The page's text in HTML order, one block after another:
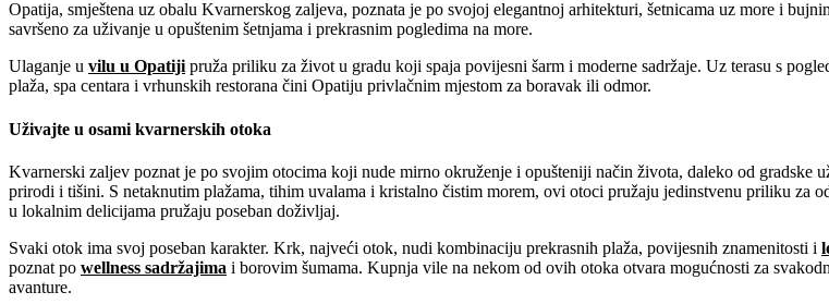
Opatija, smještena uz obalu Kvarnerskog zaljeva, poznata je po svojoj elegantnoj arhitekturi, šetnicama uz more i
savršeno za uživanje u opuštenim šetnjama i prekrasnim pogledima na more.
Ulaganje u vilu u Opatiji pruža priliku za život u gradu koji spaja povijesni šarm i moderne sadržaje. Uz terasu s
plaža, spa centara i vrhunskih restorana čini Opatiju privlačnim mjestom za boravak ili odmor.
Uživajte u osami kvarnerskih otoka
Kvarnerski zaljev poznat je po svojim otocima koji nude mirno okruženje i opušteniji način života, daleko od
prirodi i tišini. S netaknutim plažama, tihim uvalama i kristalno čistim morem, ovi otoci pružaju jedinstvenu priliku za
u lokalnim delicijama pružaju poseban doživljaj.
Svaki otok ima svoj poseban karakter. Krk, najveći otok, nudi kombinaciju prekrasnih plaža, povijesnih znamenitosti i
poznat po wellness sadržajima i borovim šumama. Kupnja vile na nekom od ovih otoka otvara mogućnosti za
avanture.